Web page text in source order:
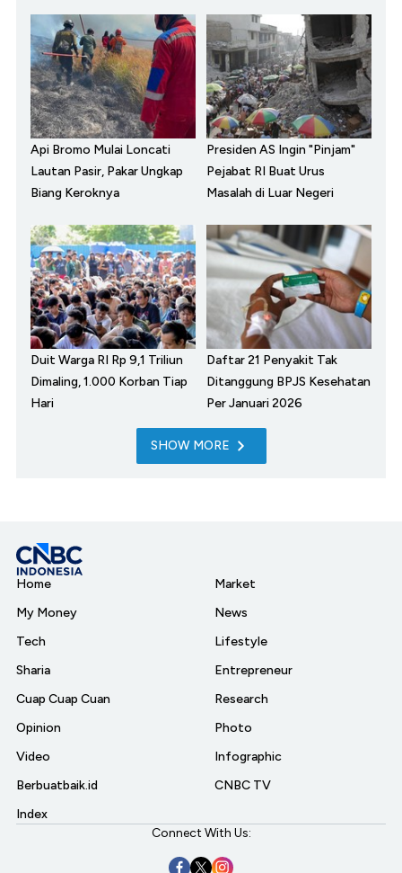
Api Bromo Mulai Loncati
Lautan Pasir, Pakar Ungkap
Biang Keroknya
Presiden AS Ingin "Pinjam"
Pejabat RI Buat Urus
Masalah di Luar Negeri
Duit Warga RI Rp 9,1 Triliun
Dimaling, 1.000 Korban Tiap
Hari
Daftar 21 Penyakit Tak
Ditanggung BPJS Kesehatan
Per Januari 2026
SHOW MORE
Home
My Money
Tech
Sharia
Cuap Cuap Cuan
Opinion
Video
Berbuatbaik.id
Index
Market
News
Lifestyle
Entrepreneur
Research
Photo
Infographic
CNBC TV
Connect With Us: